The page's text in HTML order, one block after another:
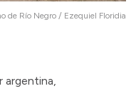
de Río Negro / Ezequiel Floridia
argentina,